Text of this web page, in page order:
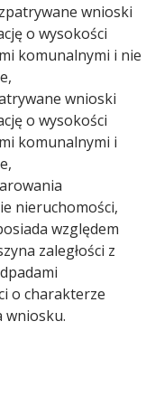
wnioski
o wysokości
komunalnymi i nie
wnioski
o wysokości
komunalnymi i
nieruchomości,
względem
zaległości z
o charakterze
wniosku.